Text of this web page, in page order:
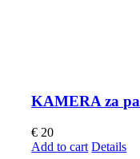
KAMERA za
€ 20
Add to cart Details